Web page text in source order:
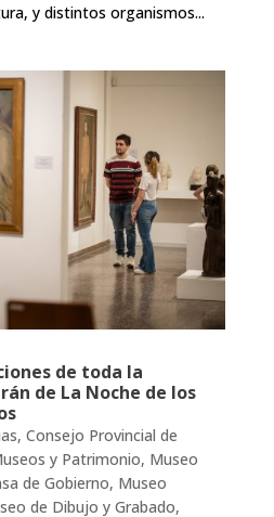
y distintos organismos...
de toda la
de La Noche de los
, Consejo Provincial de
y Patrimonio, Museo
de Gobierno, Museo
de Dibujo y Grabado,